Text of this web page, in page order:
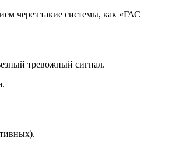
через такие системы, как «ГАС
тревожный сигнал.